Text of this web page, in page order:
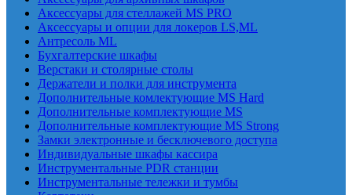
Аксессуары для стеллажей MS PRO
Аксессуары и опции для локеров LS,ML
Антресоль ML
Бухгалтерские шкафы
Верстаки и столярные столы
Держатели и полки для инструмента
Дополнительные комлектующие MS Hard
Дополнительные комплектующие MS
Дополнительные комплектующие MS Strong
Замки электронные и бесключевого доступа
Индивидуальные шкафы кассира
Инструментальные PDR станции
Инструментальные тележки и тумбы